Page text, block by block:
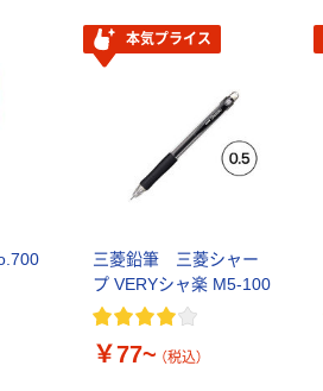
本気プライス
三菱鉛筆 三菱シャー
プ VERYシャ楽 M5-100
￥77~ （税込）